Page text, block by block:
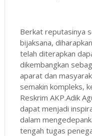
Berkat reputasinya
bijaksana,
telah diterapkan
dikembangkan
aparat dan
semakin kompleks,
Reskrim AKP.Adik
dapat menjadi
dalam
tengah tugas